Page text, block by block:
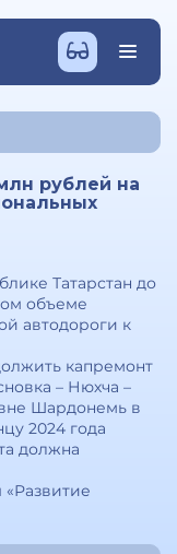
рублей на
Татарстан до
объеме
автодороги к
капремонт
– Нюхча –
Шардонемь в
2024 года
должна